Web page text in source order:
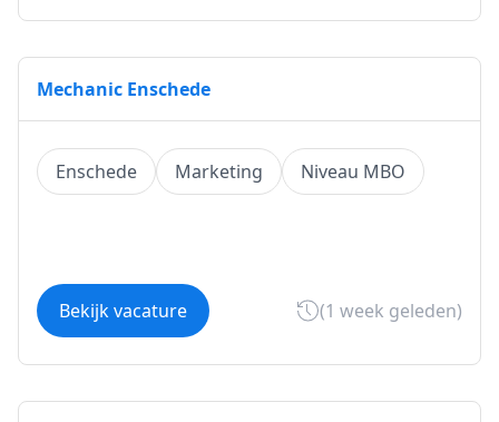
Mechanic Enschede
Enschede Marketing Niveau MBO
Bekijk vacature (1 week geleden)